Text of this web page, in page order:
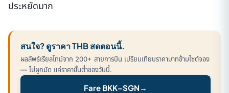
ประหยัดมาก
สนใจ? ดูราคา THB สดตอนนี้.
ผลลัพธ์เรียลไทม์จาก 200+ สายการบิน เปรียบเทียบราคาบาทข้ามไซต์จอง
— ไม่ผูกมัด แค่ราคาขั้นต่ำของวันนี้.
Fare BKK–SGN →